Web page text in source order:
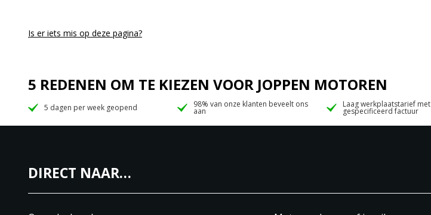
Is er iets mis op deze pagina?
5 REDENEN OM TE KIEZEN VOOR JOPPEN MOTOREN
5 dagen per week geopend 98% van onze klanten beveelt ons
aan
Laag werkplaatstarief met
gespecificeerd factuur
DIRECT NAAR…